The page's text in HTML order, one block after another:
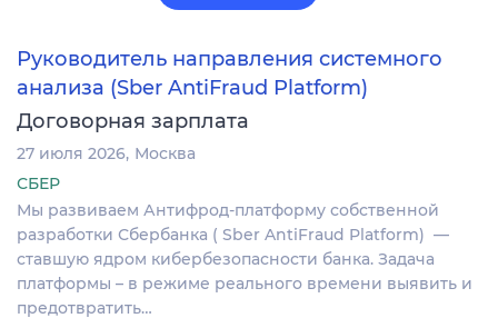
Руководитель направления системного
анализа (Sber AntiFraud Platform)
Договорная зарплата
27 июля 2026 Москва
СБЕР
Мы развиваем Антифрод-платформу собственной
разработки Сбербанка ( Sber AntiFraud Platform) —
ставшую ядром кибербезопасности банка. Задача
платформы – в режиме реального времени выявить и
предотвратить…